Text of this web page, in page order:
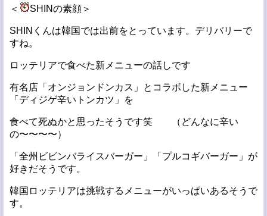
＜ SHINの素顔＞
SHINくんは韓国では出前をとっています。デリバリーで
すね。
ロッテリアで食べた新メニューの話しです
有名店「オンジョンドンカス」とコラボした新メニュー
「ディジゲ辛いトンカツ」を
食べて死ぬかと思ったそうです笑 （どんなに辛い
の〜〜〜〜）
「全州ビビンバライスバーガー」「プルコギバーガー」が
好きだそうです。
韓国ロッテリアは挑戦するメニューがいっぱいあるそうで
す。